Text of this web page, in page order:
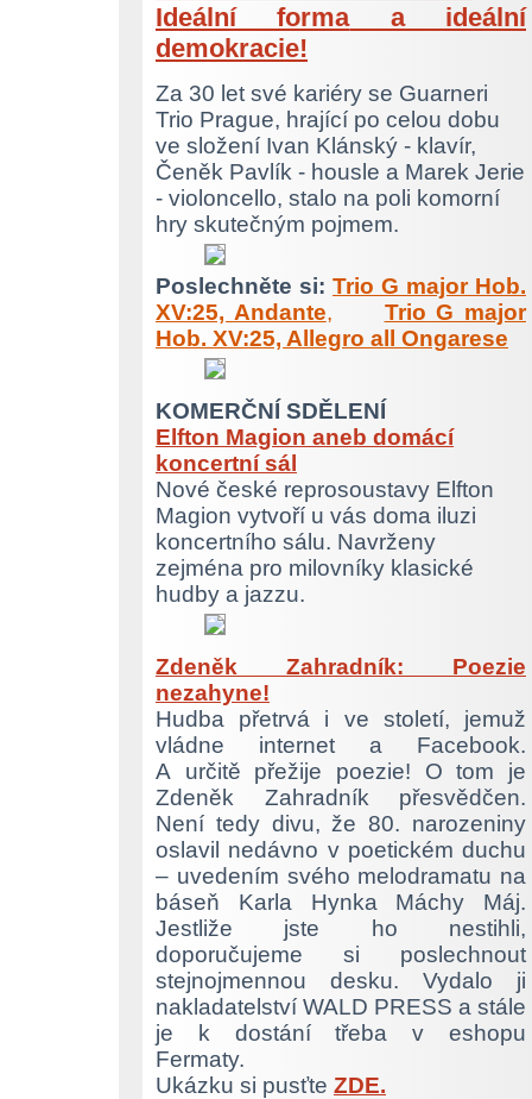
Ideální formaa ideální
demokracie!
Za 30 let své kariéry se Guarneri
Trio Prague, hrající po celou dobu
ve složení Ivan Klánský - klavír,
Čeněk Pavlík - housle a Marek Jerie
- violoncello, stalo na poli komorní
hry skutečným pojmem.
Poslechněte si: Trio G major Hob.
XV:25, Andante, Trio G major
Hob. XV:25, Allegro all Ongarese
KOMERČNÍ SDĚLENÍ
Elfton Magion aneb domácí
koncertní sál
Nové české reprosoustavy Elfton
Magion vytvoří u vás doma iluzi
koncertního sálu. Navrženy
zejména pro milovníky klasické
hudby a jazzu.
Zdeněk Zahradník: Poezie
nezahyne!
Hudba přetrvá i ve století, jemuž
vládne internet a Facebook.
A určitě přežije poezie! O tom je
Zdeněk Zahradník přesvědčen.
Není tedy divu, že 80. narozeniny
oslavil nedávno v poetickém duchu
– uvedením svého melodramatu na
báseň Karla Hynka Máchy Máj.
Jestliže jste ho nestihli,
doporučujeme si poslechnout
stejnojmennou desku. Vydalo ji
nakladatelství WALD PRESS a stále
je k dostání třeba v eshopu
Fermaty.
Ukázku si pusťte ZDE.